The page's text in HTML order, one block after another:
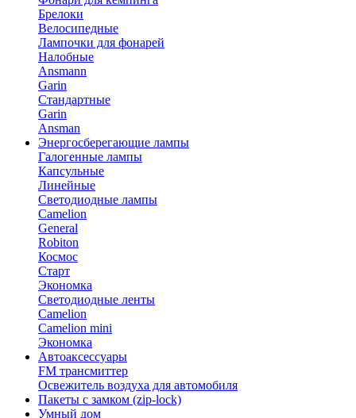
Брелоки
Велосипедные
Лампочки для фонарей
Налобные
Ansmann
Garin
Стандартные
Garin
Ansman
Энергосберегающие лампы
Галогенные лампы
Капсульные
Линейные
Светодиодные лампы
Camelion
General
Robiton
Космос
Старт
Экономка
Светодиодные ленты
Camelion
Camelion mini
Экономка
Автоаксессуары
FM трансмиттер
Освежитель воздуха для автомобиля
Пакеты с замком (zip-lock)
Умный дом